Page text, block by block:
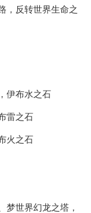
，反转世界生命之
伊布水之石
雷之石
火之石
梦世界幻龙之塔，